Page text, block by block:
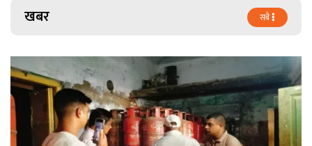
खबर सबै